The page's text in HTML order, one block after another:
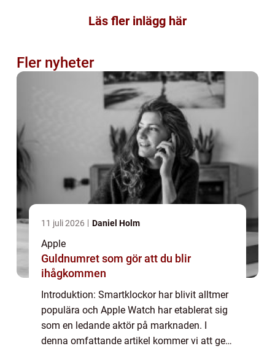
Läs fler inlägg här
Fler nyheter
11 juli 2026 Daniel Holm
Apple
Guldnumret som gör att du blir
ihågkommen
Introduktion: Smartklockor har blivit alltmer
populära och Apple Watch har etablerat sig
som en ledande aktör på marknaden. I
denna omfattande artikel kommer vi att ge